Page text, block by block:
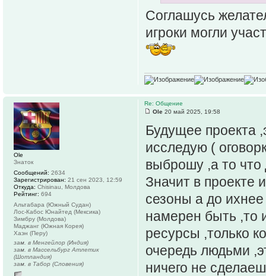
Соглашусь
игроки могли
Re: Общение
Ole 20 май 2025, 19:58
Будущее проекта
исследую (
выброшу ,а то что
Значит в проекте
сезоны а до
намерен быть ,то
ресурсы ,только
очередь людьми
ничего не
Ole
Знаток
Сообщений: 2634
Зарегистрирован: 21 сен 2023, 12:59
Откуда: Chisinau, Молдова
Рейтинг: 694
Альтабара (Южный Судан)
Лос-Кабос Юнайтед (Мексика)
Зимбру (Молдова)
Маджанг (Южная Корея)
Хаэн (Перу)
зам. в Менгейлор (Индия)
зам. в Массельбург Атлетик
(Шотландия)
зам. в Табор (Словения)